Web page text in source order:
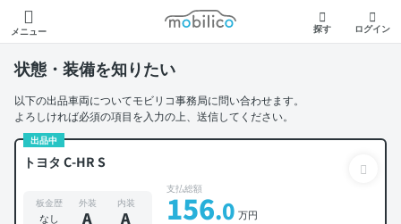
メニュー
モビリコ
探す ログイン
状態・装備を知りたい
以下の出品車両についてモビリコ事務局に問い合わせます。
よろしければ必須の項目を入力の上、送信してください。
出品中
トヨタ C-HR S
板金歴
なし
外装
A
内装
A
支払総額
156.0 万円